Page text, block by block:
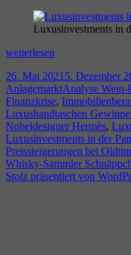
Luxusinvestments in
Luxusinvestments
der
Pandemie
weiterlesen
Veröffentlicht
am
26. Mai 2021 5. Dezember
AnlagemarktSchlagwörter
Analyse Wein-
Finanzkrise,
Luxushandtaschen
Nobeldesigner Hermès,
Luxusinvestments in der
Preissteigerungen bei
Whisky-Sammler
Stolz präsentiert von